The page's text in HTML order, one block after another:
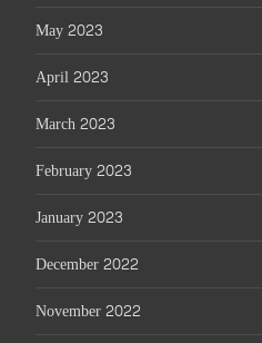
May 2023
April 2023
March 2023
February 2023
January 2023
December 2022
November 2022